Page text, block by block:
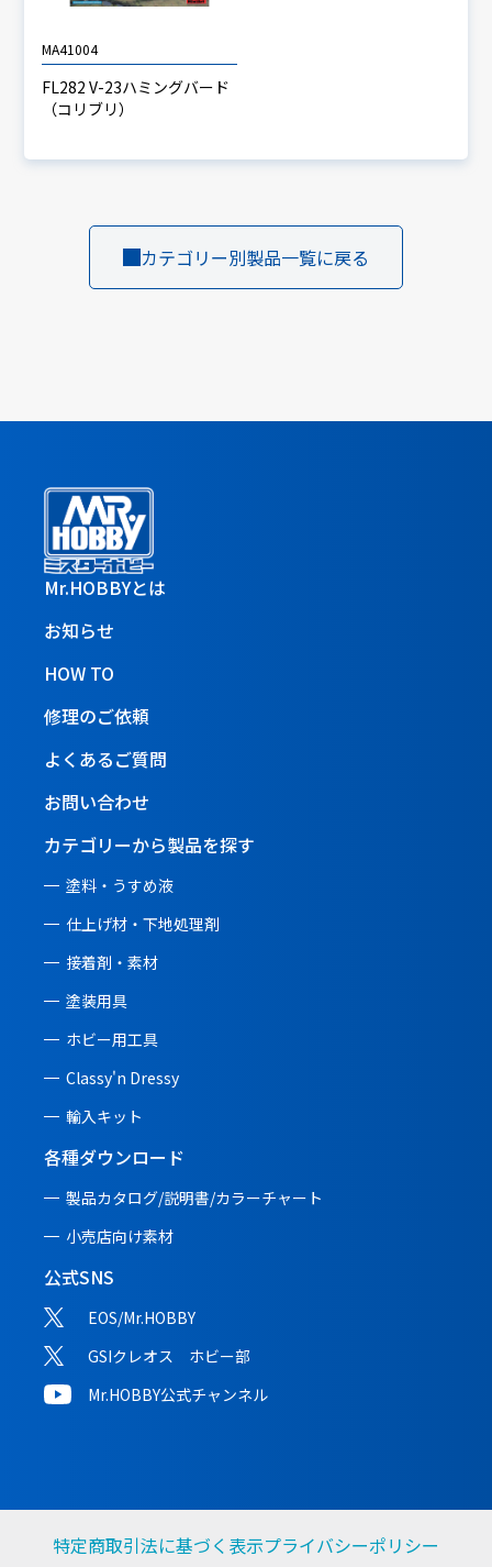
MA41004
FL282 V-23ハミングバード
（コリブリ）
カテゴリー別製品一覧に戻る
Mr.HOBBYとは
お知らせ
HOW TO
修理のご依頼
よくあるご質問
お問い合わせ
カテゴリーから製品を探す
塗料・うすめ液
仕上げ材・下地処理剤
接着剤・素材
塗装用具
ホビー用工具
Classy'n Dressy
輸入キット
各種ダウンロード
製品カタログ/説明書/カラーチャート
小売店向け素材
公式SNS
EOS/Mr.HOBBY
GSIクレオス ホビー部
Mr.HOBBY公式チャンネル
特定商取引法に基づく表示プライバシーポリシー